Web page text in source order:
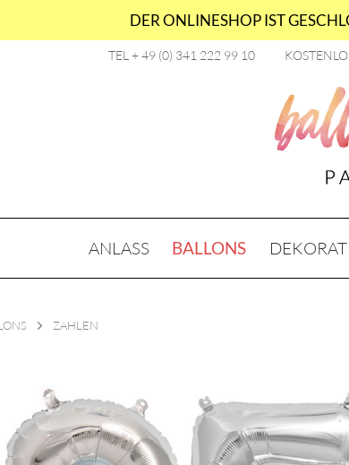
DER ONLINESHOP IST
TEL + 49 (0) 341 222 99 10
ANLASS BALLONS
ZAHLEN